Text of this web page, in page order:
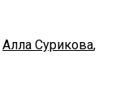
Алла Сурикова,